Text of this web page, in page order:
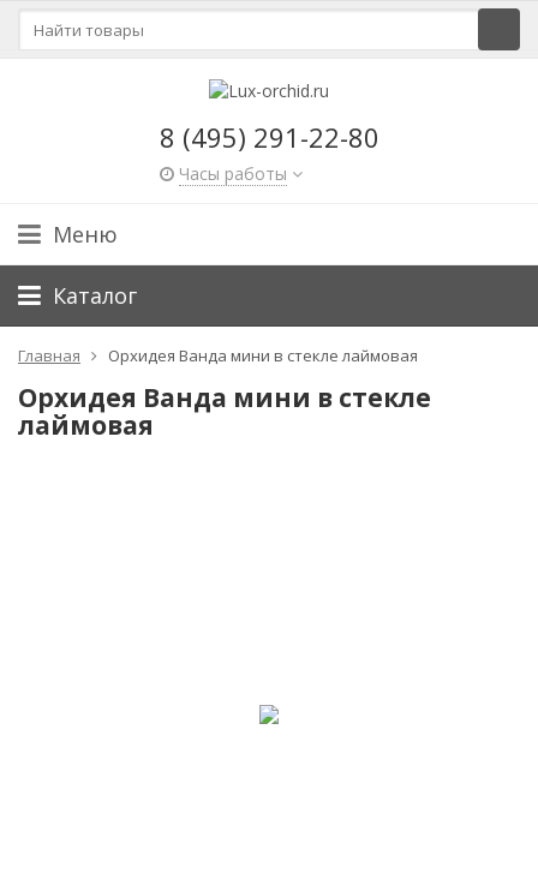
8 (495) 291-22-80
Часы работы
Меню
Каталог
Главная Орхидея Ванда мини в стекле лаймовая
Орхидея Ванда мини в стекле
лаймовая